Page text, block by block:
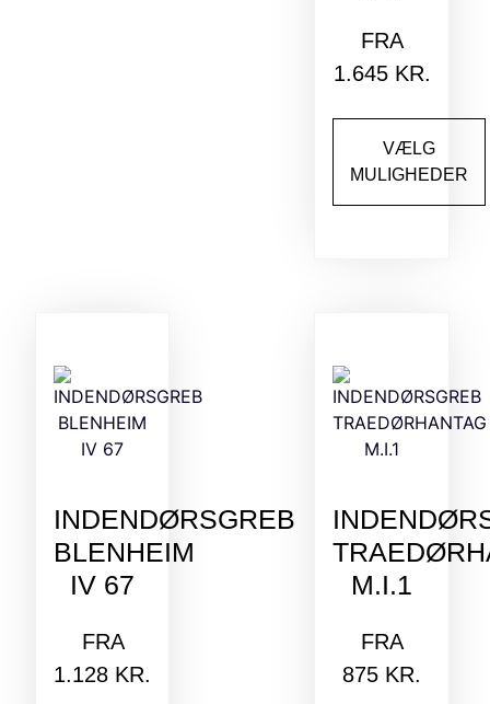
FRA
1.645 KR.
VÆLG
MULIGHEDER
INDENDØRSGREB
BLENHEIM
IV 67
FRA
1.128 KR.
M.I.1
FRA
875 KR.